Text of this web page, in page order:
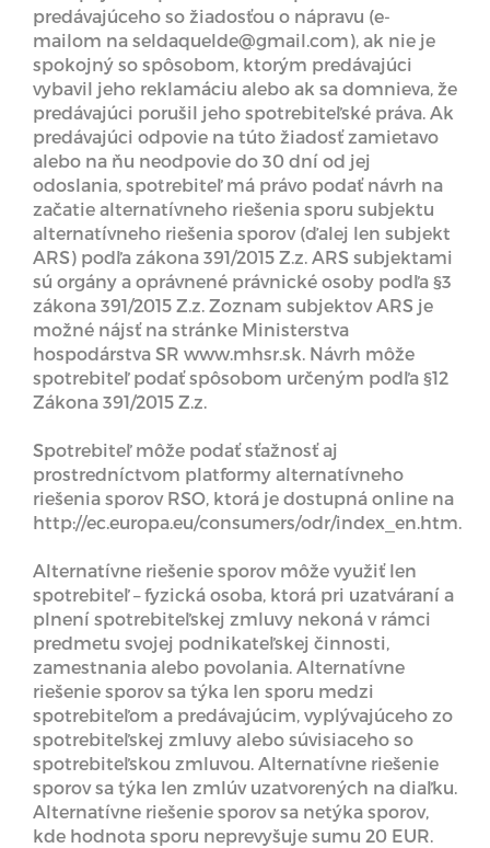
predávajúceho so žiadosťou o nápravu (e-
mailom na seldaquelde@gmail.com), ak nie je
spokojný so spôsobom, ktorým predávajúci
vybavil jeho reklamáciu alebo ak sa domnieva, že
predávajúci porušil jeho spotrebiteľské práva. Ak
predávajúci odpovie na túto žiadosť zamietavo
alebo na ňu neodpovie do 30 dní od jej
odoslania, spotrebiteľ má právo podať návrh na
začatie alternatívneho riešenia sporu subjektu
alternatívneho riešenia sporov (ďalej len subjekt
ARS) podľa zákona 391/2015 Z.z. ARS subjektami
sú orgány a oprávnené právnické osoby podľa §3
zákona 391/2015 Z.z. Zoznam subjektov ARS je
možné nájsť na stránke Ministerstva
hospodárstva SR www.mhsr.sk. Návrh môže
spotrebiteľ podať spôsobom určeným podľa §12
Zákona 391/2015 Z.z.
Spotrebiteľ môže podať sťažnosť aj
prostredníctvom platformy alternatívneho
riešenia sporov RSO, ktorá je dostupná online na
http://ec.europa.eu/consumers/odr/index_en.htm.
Alternatívne riešenie sporov môže využiť len
spotrebiteľ – fyzická osoba, ktorá pri uzatváraní a
plnení spotrebiteľskej zmluvy nekoná v rámci
predmetu svojej podnikateľskej činnosti,
zamestnania alebo povolania. Alternatívne
riešenie sporov sa týka len sporu medzi
spotrebiteľom a predávajúcim, vyplývajúceho zo
spotrebiteľskej zmluvy alebo súvisiaceho so
spotrebiteľskou zmluvou. Alternatívne riešenie
sporov sa týka len zmlúv uzatvorených na diaľku.
Alternatívne riešenie sporov sa netýka sporov,
kde hodnota sporu neprevyšuje sumu 20 EUR.